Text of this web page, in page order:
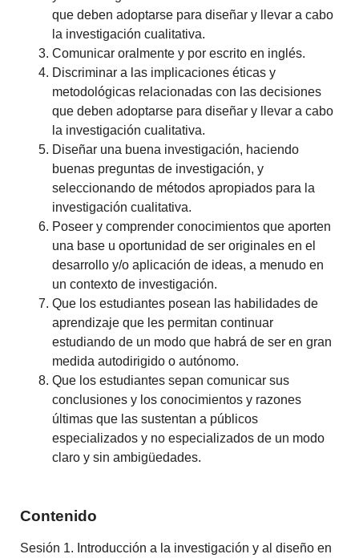
que deben adoptarse para diseñar y llevar a cabo
la investigación cualitativa.
Comunicar oralmente y por escrito en inglés.
Discriminar a las implicaciones éticas y
metodológicas relacionadas con las decisiones
que deben adoptarse para diseñar y llevar a cabo
la investigación cualitativa.
Diseñar una buena investigación, haciendo
buenas preguntas de investigación, y
seleccionando de métodos apropiados para la
investigación cualitativa.
Poseer y comprender conocimientos que aporten
una base u oportunidad de ser originales en el
desarrollo y/o aplicación de ideas, a menudo en
un contexto de investigación.
Que los estudiantes posean las habilidades de
aprendizaje que les permitan continuar
estudiando de un modo que habrá de ser en gran
medida autodirigido o autónomo.
Que los estudiantes sepan comunicar sus
conclusiones y los conocimientos y razones
últimas que las sustentan a públicos
especializados y no especializados de un modo
claro y sin ambigüedades.
Contenido
Sesión 1. Introducción a la investigación y al diseño en